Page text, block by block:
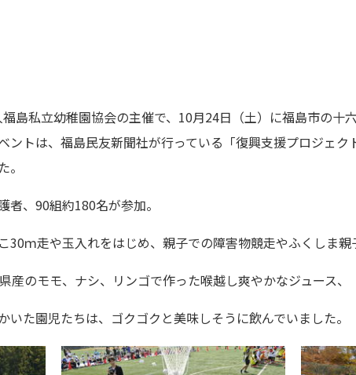
島私立幼稚園協会の主催で、10月24日（土）に福島市の
ントは、福島民友新聞社が行っている「復興支援プロジェ
、90組約180名が参加。
30ｍ走や玉入れをはじめ、親子での障害物競走やふくしま
産のモモ、ナシ、リンゴで作った喉越し爽やかなジュース
いた園児たちは、ゴクゴクと美味しそうに飲んでいました。